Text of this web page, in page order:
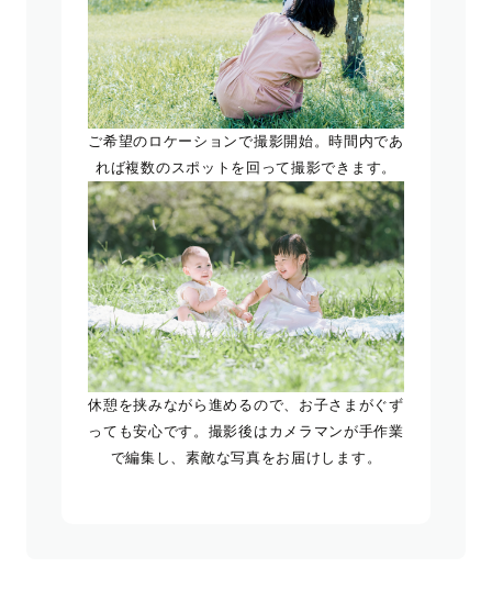
ご希望のロケーションで撮影開始。時間内であ
れば複数のスポットを回って撮影できます。
休憩を挟みながら進めるので、お子さまがぐず
っても安心です。撮影後はカメラマンが手作業
で編集し、素敵な写真をお届けします。